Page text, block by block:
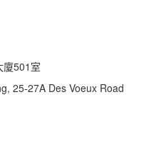
廈501室
25-27A Des Voeux Road